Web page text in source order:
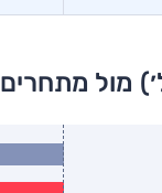
מול מתחרים